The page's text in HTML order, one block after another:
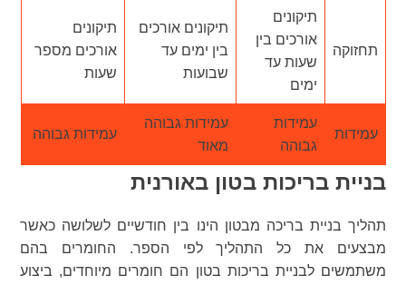
תחזוקה
תיקונים
אורכים בין
שעות עד
ימים
תיקונים אורכים
בין ימים עד
שבועות
תיקונים
אורכים מספר
שעות
עמידות
עמידות
גבוהה
עמידות גבוהה
מאוד
עמידות גבוהה
בניית בריכות בטון באורנית
תהליך בניית בריכה מבטון הינו בין חודשיים לשלושה כאשר
מבצעים את כל התהליך לפי הספר. החומרים בהם
משתמשים לבניית בריכות בטון הם חומרים מיוחדים, ביצוע